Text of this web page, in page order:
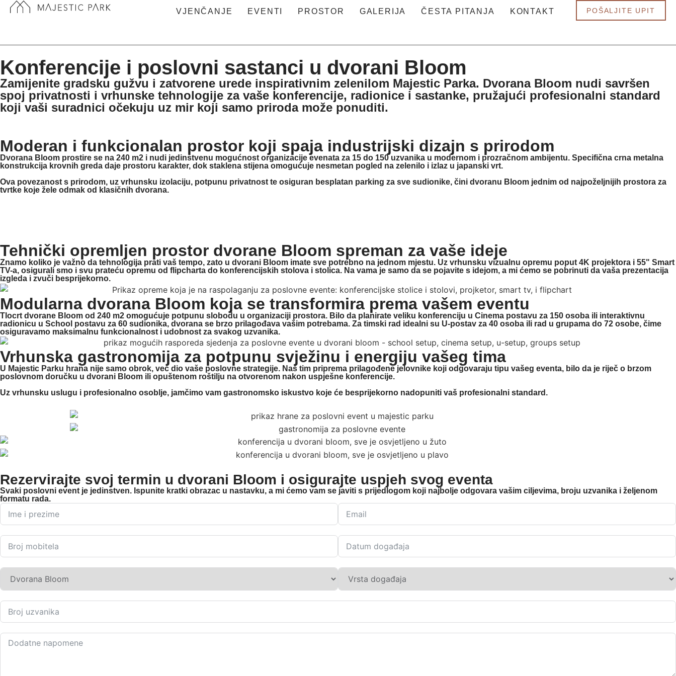
VJENČANJE EVENTI PROSTOR GALERIJA ČESTA PITANJA KONTAKT POŠALJITE UPIT
Konferencije i poslovni sastanci u dvorani Bloom
Zamijenite gradsku gužvu i zatvorene urede inspirativnim zelenilom Majestic Parka. Dvorana Bloom nudi savršen
spoj privatnosti i vrhunske tehnologije za vaše konferencije, radionice i sastanke, pružajući profesionalni standard
koji vaši suradnici očekuju uz mir koji samo priroda može ponuditi.
Moderan i funkcionalan prostor koji spaja industrijski dizajn s prirodom
Dvorana Bloom prostire se na 240 m2 i nudi jedinstvenu mogućnost organizacije evenata za 15 do 150 uzvanika u modernom i prozračnom ambijentu. Specifična crna metalna
konstrukcija krovnih greda daje prostoru karakter, dok staklena stijena omogućuje nesmetan pogled na zelenilo i izlaz u japanski vrt.
Ova povezanost s prirodom, uz vrhunsku izolaciju, potpunu privatnost te osiguran besplatan parking za sve sudionike, čini dvoranu Bloom jednim od najpoželjnijih prostora za
tvrtke koje žele odmak od klasičnih dvorana.
Tehnički opremljen prostor dvorane Bloom spreman za vaše ideje
Znamo koliko je važno da tehnologija prati vaš tempo, zato u dvorani Bloom imate sve potrebno na jednom mjestu. Uz vrhunsku vizualnu opremu poput 4K projektora i 55" Smart
TV-a, osigurali smo i svu prateću opremu od flipcharta do konferencijskih stolova i stolica. Na vama je samo da se pojavite s idejom, a mi ćemo se pobrinuti da vaša prezentacija
izgleda i zvuči besprijekorno.
Modularna dvorana Bloom koja se transformira prema vašem eventu
Tlocrt dvorane Bloom od 240 m2 omogućuje potpunu slobodu u organizaciji prostora. Bilo da planirate veliku konferenciju u Cinema postavu za 150 osoba ili interaktivnu
radionicu u School postavu za 60 sudionika, dvorana se brzo prilagođava vašim potrebama. Za timski rad idealni su U-postav za 40 osoba ili rad u grupama do 72 osobe, čime
osiguravamo maksimalnu funkcionalnost i udobnost za svakog uzvanika.
Vrhunska gastronomija za potpunu svježinu i energiju vašeg tima
U Majestic Parku hrana nije samo obrok, već dio vaše poslovne strategije. Naš tim priprema prilagođene jelovnike koji odgovaraju tipu vašeg eventa, bilo da je riječ o brzom
poslovnom doručku u dvorani Bloom ili opuštenom roštilju na otvorenom nakon uspješne konferencije.
Uz vrhunsku uslugu i profesionalno osoblje, jamčimo vam gastronomsko iskustvo koje će besprijekorno nadopuniti vaš profesionalni standard.
Rezervirajte svoj termin u dvorani Bloom i osigurajte uspjeh svog eventa
Svaki poslovni event je jedinstven. Ispunite kratki obrazac u nastavku, a mi ćemo vam se javiti s prijedlogom koji najbolje odgovara vašim ciljevima, broju uzvanika i željenom
formatu rada.